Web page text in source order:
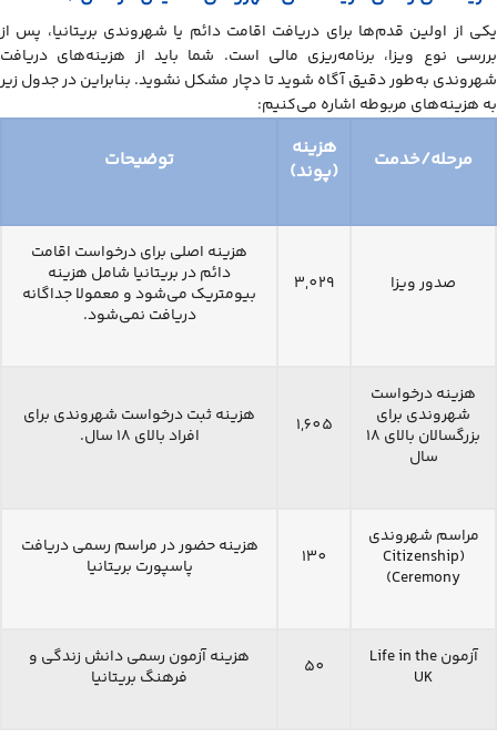
یکی از اولین قدم‌ها برای دریافت اقامت دائم یا شهروندی بریتانیا، پس از
بررسی نوع ویزا، برنامه‌ریزی مالی است. شما باید از هزینه‌های دریافت
شهروندی به‌طور دقیق آگاه شوید تا دچار مشکل نشوید. بنابراین در جدول زیر
به هزینه‌های مربوطه اشاره می‌کنیم:
مرحله/خدمت
هزینه
(پوند)
توضیحات
صدور ویزا 3,029
هزینه اصلی برای درخواست اقامت
دائم در بریتانیا شامل هزینه
بیومتریک می‌شود و معمولا جداگانه
دریافت نمی‌شود.
هزینه درخواست
شهروندی برای
بزرگسالان بالای 18
سال
1,605
هزینه ثبت درخواست شهروندی برای
افراد بالای ۱۸ سال.
مراسم شهروندی
(Citizenship
Ceremony)
130
هزینه حضور در مراسم رسمی دریافت
پاسپورت بریتانیا
آزمون Life in the
UK
50
هزینه آزمون رسمی دانش زندگی و
فرهنگ بریتانیا